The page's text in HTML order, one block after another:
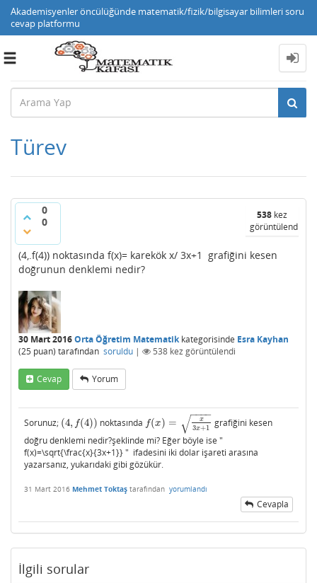
Akademisyenler öncülüğünde matematik/fizik/bilgisayar bilimleri soru
cevap platformu
Toggle
Türev
0
0
538 kez
görüntülendi
(4,.f(4)) noktasında f(x)= karekök x/ 3x+1 grafiğini kesen
doğrunun denklemi nedir?
30 Mart 2016Orta Öğretim Matematikkategorisinde Esra Kayhan
(25 puan) tarafından soruldu | 538 kez görüntülendi
Cevap Yorum
Sorunuz; (4, f(4))
(4,f 4)) noktasında f(x) = x
3x+1
− −
−−
√
f(x)=x 3x 1
grafiğini kesen
doğru denklemi nedir?şeklinde mi? Eğer böyle ise "
f(x)=\sqrt{\frac{x}{3x+1}} " ifadesini iki dolar işareti arasına
yazarsanız, yukarıdaki gibi gözükür.
31 Mart 2016 Mehmet Toktaş tarafından yorumlandı
Cevapla
İlgili sorular